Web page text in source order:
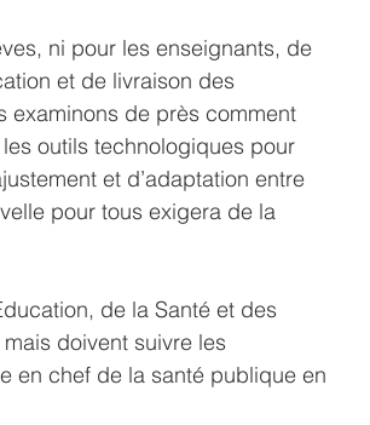
ni pour les enseignants, de
et de livraison des
examinons de près comment
outils technologiques pour
et d’adaptation entre
pour tous exigera de la
de la Santé et des
doivent suivre les
en chef de la santé publique en